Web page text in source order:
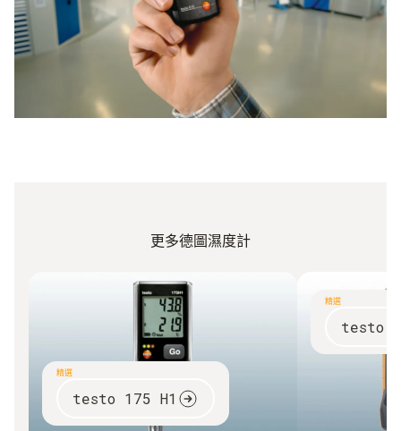
更多德圖濕度計
精選
testo 175 H1
精選
testo